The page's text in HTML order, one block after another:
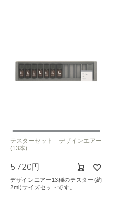
テスターセット デザインエアー
(13本)
5,720円
デザインエアー13種のテスター(約
2ml)サイズセットです。